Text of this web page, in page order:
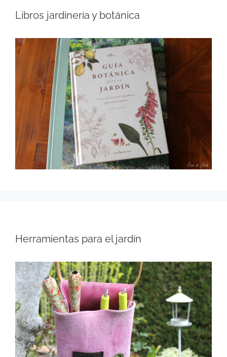
Libros jardinería y botánica
Herramientas para el jardín